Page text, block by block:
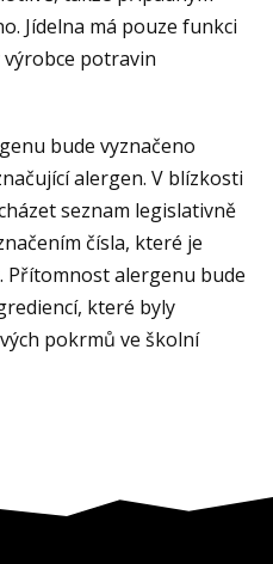
Jídelna má pouze funkci
potravin
bude vyznačeno
alergen. V blízkosti
seznam legislativně
čísla, které je
Přítomnost alergenu bude
které byly
pokrmů ve školní